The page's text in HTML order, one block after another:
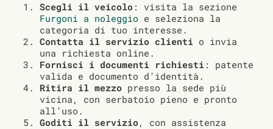
Scegli il veicolo : visita la sezione
Furgoni a noleggio e seleziona la
categoria di tuo interesse.
Contatta il servizio clienti o invia
una richiesta online.
Fornisci i documenti richiesti : patente
valida e documento d’identità.
Ritira il mezzo presso la sede più
vicina, con serbatoio pieno e pronto
all’uso.
Goditi il servizio, con assistenza